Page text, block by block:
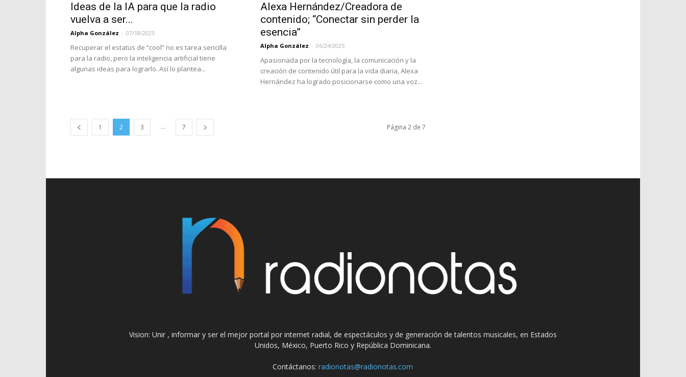
Ideas de la IA para que la radio
vuelva a ser...
Alpha González - 07/18/2025
Recuperar el estatus de “cool” no es tarea sencilla
para la radio, pero la inteligencia artificial tiene
algunas ideas para lograrlo. Así lo plantea...
Alexa Hernández/Creadora de
contenido; “Conectar sin perder la
esencia”
Alpha González - 06/24/2025
Apasionada por la tecnología, la comunicación y la
creación de contenido útil para la vida diaria, Alexa
Hernández ha logrado posicionarse como una voz...
1 2 3 ... 7 Página 2 de 7
Vision: Unir , informar y ser el mejor portal por internet radial, de espectáculos y de generación de talentos musicales, en Estados
Unidos, México, Puerto Rico y República Dominicana.
Contáctanos:radionotas@radionotas.com